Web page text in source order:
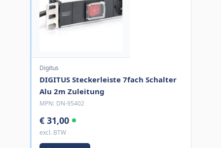
Digitus
DIGITUS Steckerleiste 7fach Schalter
Alu 2m Zuleitung
MPN: DN-95402
€ 31,00
excl. BTW